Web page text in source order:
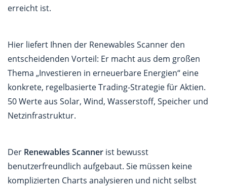
erreicht ist.
Hier liefert Ihnen der Renewables Scanner den
entscheidenden Vorteil: Er macht aus dem großen
Thema „Investieren in erneuerbare Energien“ eine
konkrete, regelbasierte Trading-Strategie für Aktien.
50 Werte aus Solar, Wind, Wasserstoff, Speicher und
Netzinfrastruktur.
Der Renewables Scanner ist bewusst
benutzerfreundlich aufgebaut. Sie müssen keine
komplizierten Charts analysieren und nicht selbst